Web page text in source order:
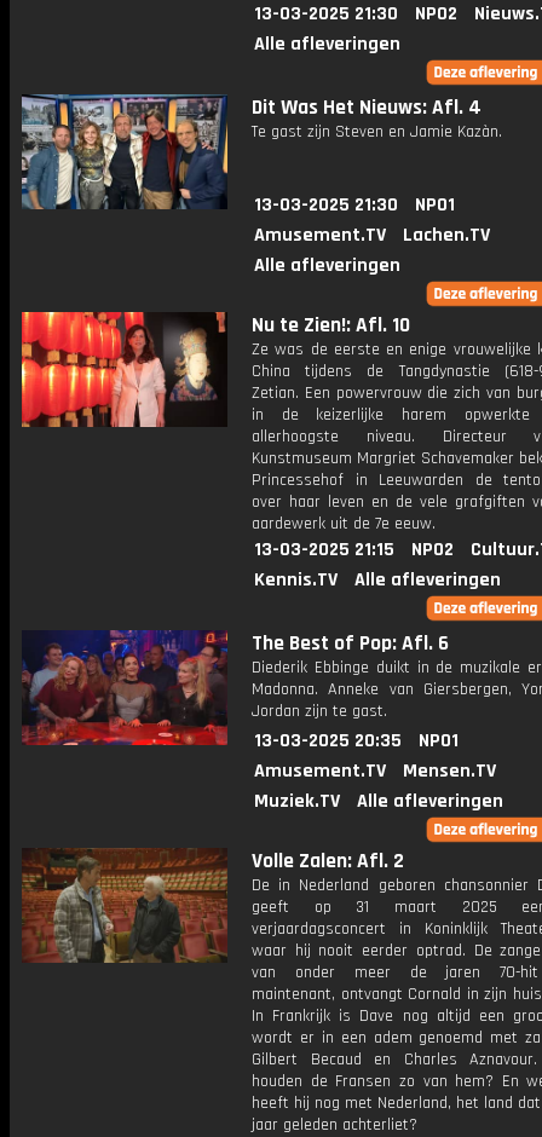
13-03-2025 21:30 NPO2
Alle afleveringen
Dit Was Het Nieuws: Afl. 4
Te gast zijn Steven en Jamie Kazàn.
13-03-2025 21:30
NPO1
Amusement.TV
Lachen.TV
Alle afleveringen
Nu te Zien!: Afl. 10
Ze was de eerste en enige vrouwelijke
China tijdens de Tangdynastie (618-
Zetian. Een powervrouw die zich van
in de keizerlijke harem
allerhoogste niveau. Directeur
Kunstmuseum Margriet Schavemaker
Princessehof in Leeuwarden de
over haar leven en de vele grafgiften
aardewerk uit de 7e eeuw.
13-03-2025 21:15 NPO2
Kennis.TV
Alle afleveringen
The Best of Pop: Afl. 6
Diederik Ebbinge duikt in de muzikale
Madonna. Anneke van Giersbergen,
Jordan zijn te gast.
13-03-2025 20:35
NPO1
Amusement.TV
Mensen.TV
Muziek.TV
Alle afleveringen
Volle Zalen: Afl. 2
De in Nederland geboren chansonnier
geeft op 31 maart 2025
verjaardagsconcert in Koninklijk
waar hij nooit eerder optrad. De
van onder meer de jaren 70-hit
maintenant, ontvangt Cornald in zijn
In Frankrijk is Dave nog altijd een
wordt er in een adem genoemd met
Gilbert Becaud en Charles
houden de Fransen zo van hem? En
heeft hij nog met Nederland, het land
jaar geleden achterliet?